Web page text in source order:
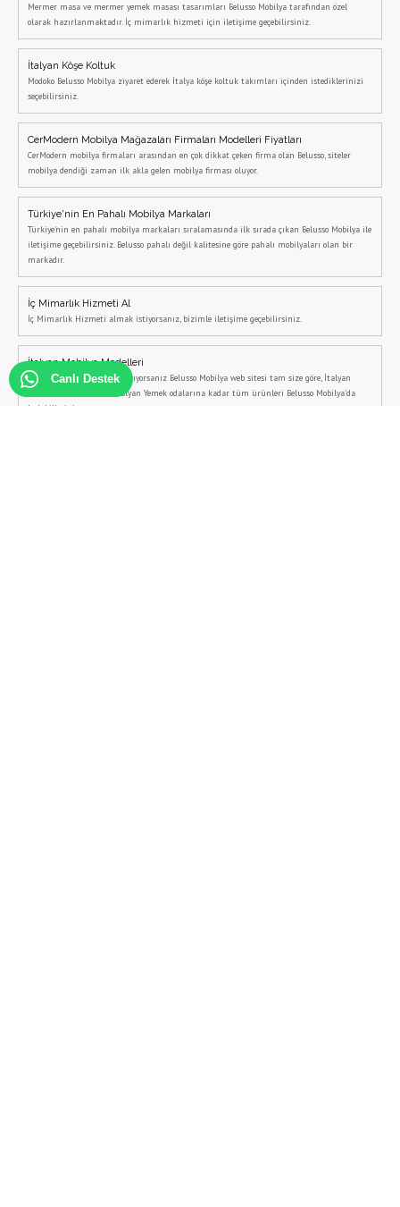
Canlı Destek
Mermer masa ve mermer yemek masası tasarımları Belusso Mobilya tarafından özel
olarak hazırlanmaktadır. İç mimarlık hizmeti için iletişime geçebilirsiniz.
İtalyan Köşe Koltuk
Modoko Belusso Mobilya ziyaret ederek İtalya köşe koltuk takımları içinden istediklerinizi
seçebilirsiniz.
CerModern Mobilya Mağazaları Firmaları Modelleri Fiyatları
CerModern mobilya firmaları arasından en çok dikkat çeken firma olan Belusso, siteler
mobilya dendiği zaman ilk akla gelen mobilya firması oluyor.
Türkiye'nin En Pahalı Mobilya Markaları
Türkiye'nin en pahalı mobilya markaları sıralamasında ilk sırada çıkan Belusso Mobilya ile
iletişime geçebilirsiniz. Belusso pahalı değil kalitesine göre pahalı mobilyaları olan bir
markadır.
İç Mimarlık Hizmeti Al
İç Mimarlık Hizmeti almak istiyorsanız, bizimle iletişime geçebilirsiniz.
İtalyan Mobilya Modelleri
İtalyan Mobilya Modelleri arıyorsanız Belusso Mobilya web sitesi tam size göre, İtalyan
Koltuk Takımlarından İtalyan Yemek odalarına kadar tüm ürünleri Belusso Mobilya'da
bulabilirsiniz.